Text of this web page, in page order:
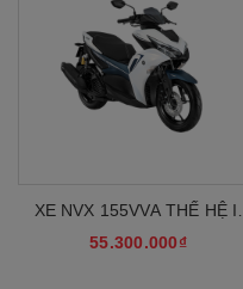
XE NVX 155VVA THẾ HỆ II
MÀU MỚI
55.300.000₫